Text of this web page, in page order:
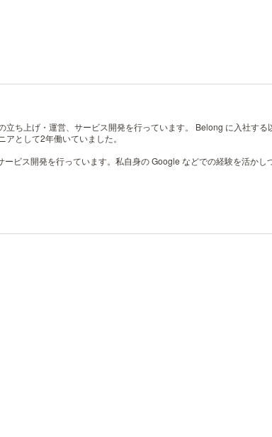
ち上げ・運営、サービス開発を行っています。
Belong に入社する
として2年働いていました。
ビス開発を行っています。私自身の Google などでの経験を活か